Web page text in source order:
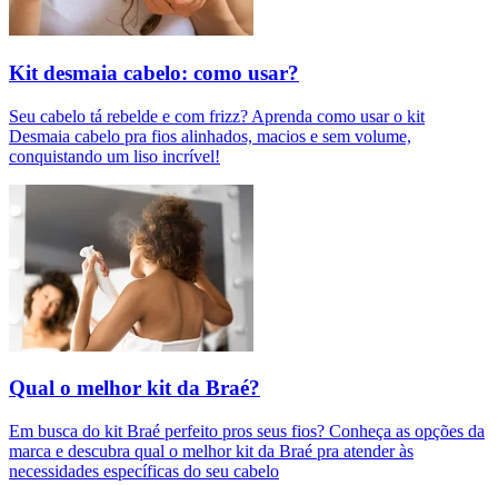
Kit desmaia cabelo: como usar?
Seu cabelo tá rebelde e com frizz? Aprenda como usar o kit
Desmaia cabelo pra fios alinhados, macios e sem volume,
conquistando um liso incrível!
Qual o melhor kit da Braé?
Em busca do kit Braé perfeito pros seus fios? Conheça as opções da
marca e descubra qual o melhor kit da Braé pra atender às
necessidades específicas do seu cabelo